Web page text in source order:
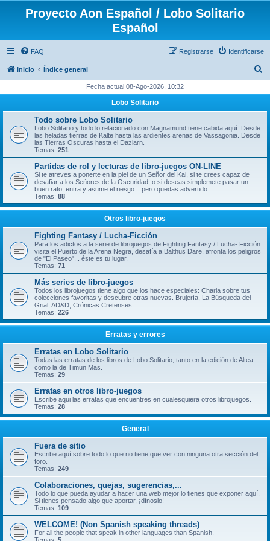
Proyecto Aon Español / Lobo Solitario
Español
FAQ Identificarse
Registrarse
Inicio Índice general
c
Fecha actual 08-Ago-2026, 10:32
Lobo Solitario
Todo sobre Lobo Solitario
Lobo Solitario y todo lo relacionado con Magnamund tiene cabida aquí. Desde
las heladas tierras de Kalte hasta las ardientes arenas de Vassagonia. Desde
las Tierras Oscuras hasta el Daziarn.
Temas: 251
Partidas de rol y lecturas de libro-juegos ON-LINE
Si te atreves a ponerte en la piel de un Señor del Kai, si te crees capaz de
desafiar a los Señores de la Oscuridad, o si deseas simplemete pasar un
buen rato, entra y asume el riesgo... pero quedas advertido...
Temas: 88
Otros libro-juegos
Fighting Fantasy / Lucha-Ficción
Para los adictos a la serie de librojuegos de Fighting Fantasy / Lucha- Ficción:
visita el Puerto de la Arena Negra, desafía a Balthus Dare, afronta los peligros
de "El Paseo"... éste es tu lugar.
Temas: 71
Más series de libro-juegos
Todos los librojuegos tiene algo que los hace especiales: Charla sobre tus
colecciones favoritas y descubre otras nuevas. Brujería, La Búsqueda del
Grial, AD&D, Crónicas Cretenses...
Temas: 226
Erratas y errores
Erratas en Lobo Solitario
Todas las erratas de los libros de Lobo Solitario, tanto en la edición de Altea
como la de Timun Mas.
Temas: 29
Erratas en otros libro-juegos
Escribe aqui las erratas que encuentres en cualesquiera otros librojuegos.
Temas: 28
General
Fuera de sitio
Escribe aquí sobre todo lo que no tiene que ver con ninguna otra sección del
foro.
Temas: 249
Colaboraciones, quejas, sugerencias,...
Todo lo que pueda ayudar a hacer una web mejor lo tienes que exponer aquí.
Si tienes pensado algo que aportar, ¡dínoslo!
Temas: 109
WELCOME! (Non Spanish speaking threads)
For all the people that speak in other languages than Spanish.